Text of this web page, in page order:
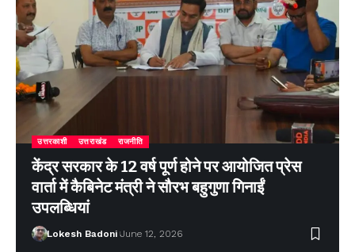
उत्तरकाशी उत्तराखंड राजनीति
केंद्र सरकार के 12 वर्ष पूर्ण होने पर आयोजित प्रेस
वार्ता में कैबिनेट मंत्री ने सौरभ बहुगुणा गिनाईं
उपलब्धियां
Lokesh Badoni June 12, 2026